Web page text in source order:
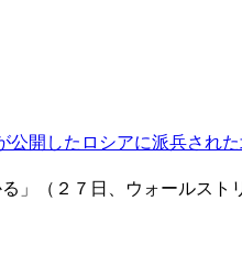
公開したロシアに派兵され
」（２７日、ウォールスト